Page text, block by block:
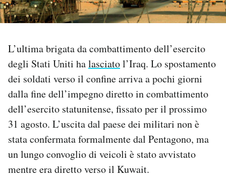
I MIEI PREFERITI
SHOP
CALENDARIO
AREA PERSONALE
L’ultima brigata da combattimento dell’esercito
degli Stati Uniti halasciatol’Iraq. Lo spostamento
dei soldati verso il confine arriva a pochi giorni
dalla fine dell’impegno diretto in combattimento
dell’esercito statunitense, fissato per il prossimo
31 agosto. L’uscita dal paese dei militari non è
stata confermata formalmente dal Pentagono, ma
un lungo convoglio di veicoli è stato avvistato
mentre era diretto verso il Kuwait.